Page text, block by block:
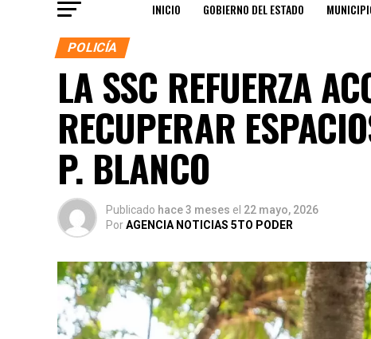
INICIO GOBIERNO DEL ESTADO
POLICÍA
LA SSC REFUERZA
RECUPERAR
P. BLANCO
Publicado hace 3 meses el 22 mayo, 2026
PorAGENCIA NOTICIAS 5TO PODER